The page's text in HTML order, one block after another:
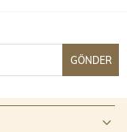
GÖNDER